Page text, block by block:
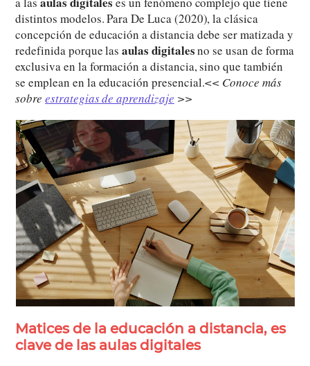
distintos modelos. Para De Luca (2020), la clásica
concepción de educación a distancia debe ser matizada y
redefinida porque lasaulas digitalesno se usan de forma
exclusiva en la formación a distancia, sino que también
se emplean en la educación presencial.<< Conoce más
sobreestrategias de aprendizaje >>
Matices de la educación a distancia, es
clave de las aulas digitales